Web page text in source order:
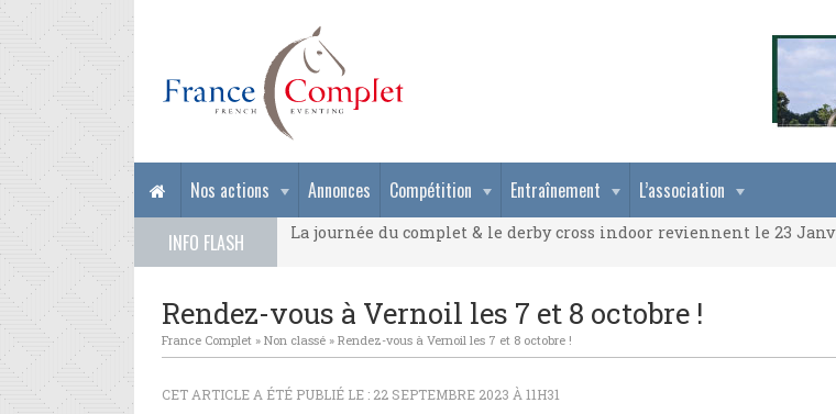
Nos actions Annonces Compétition Entraînement
L’association
INFO FLASH
La journée du complet & le derby cross indoor reviennent le 23
La journée du complet & le derby cross indoor reviennent le 23
Rendez-vous à Vernoil les 7 et 8 octobre !
France Complet » Non classé » Rendez-vous à Vernoil les 7 et 8 octobre !
CET ARTICLE A ÉTÉ PUBLIÉ LE : 22 SEPTEMBRE 2023 À 11H31